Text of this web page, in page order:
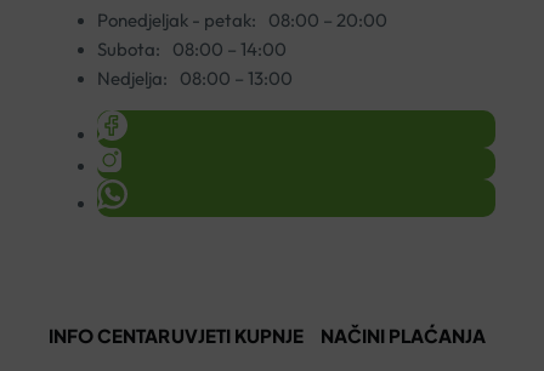
Ponedjeljak - petak:
08:00 – 20:00
Subota:
08:00 – 14:00
Nedjelja:
08:00 – 13:00
INFO CENTARUVJETI KUPNJE NAČINI PLAĆANJA